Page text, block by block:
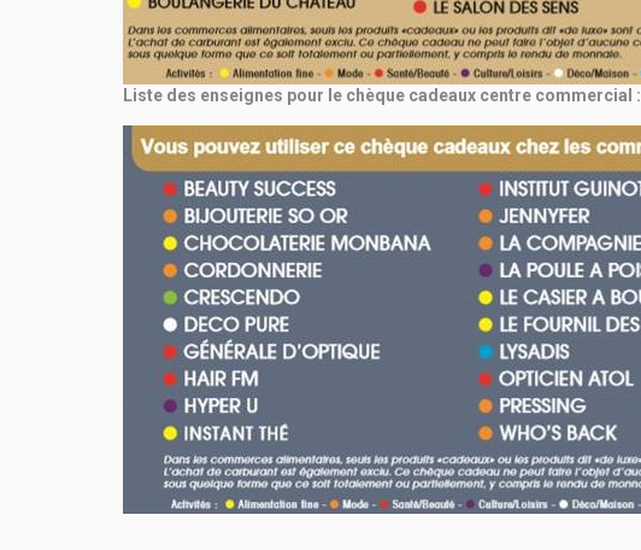
Liste des enseignes pour le chèque cadeaux centre commercial :